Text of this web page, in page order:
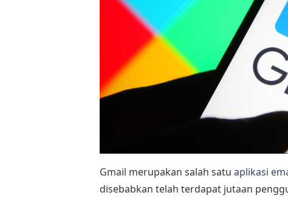
Gmail merupakan salah satu aplikasi
disebabkan telah terdapat jutaan